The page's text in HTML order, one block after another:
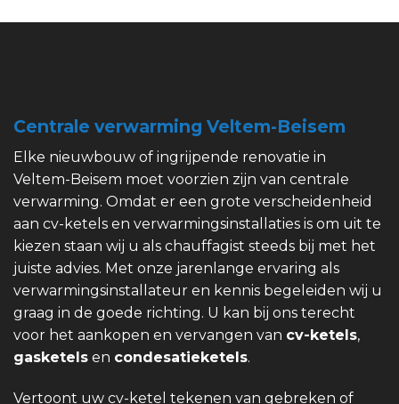
Centrale verwarming Veltem-Beisem
Elke nieuwbouw of ingrijpende renovatie in
Veltem-Beisem moet voorzien zijn van centrale
verwarming. Omdat er een grote verscheidenheid
aan cv-ketels en verwarmingsinstallaties is om uit te
kiezen staan wij u als chauffagist steeds bij met het
juiste advies. Met onze jarenlange ervaring als
verwarmingsinstallateur en kennis begeleiden wij u
graag in de goede richting. U kan bij ons terecht
voor het aankopen en vervangen van cv-ketels,
gasketels en condesatieketels.
Vertoont uw cv-ketel tekenen van gebreken of